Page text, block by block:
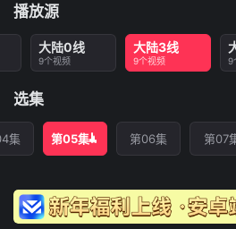
播放源
大陆0线
9个视频
大陆3线
9个视频 9
选集
集 第05集 第06集 第07